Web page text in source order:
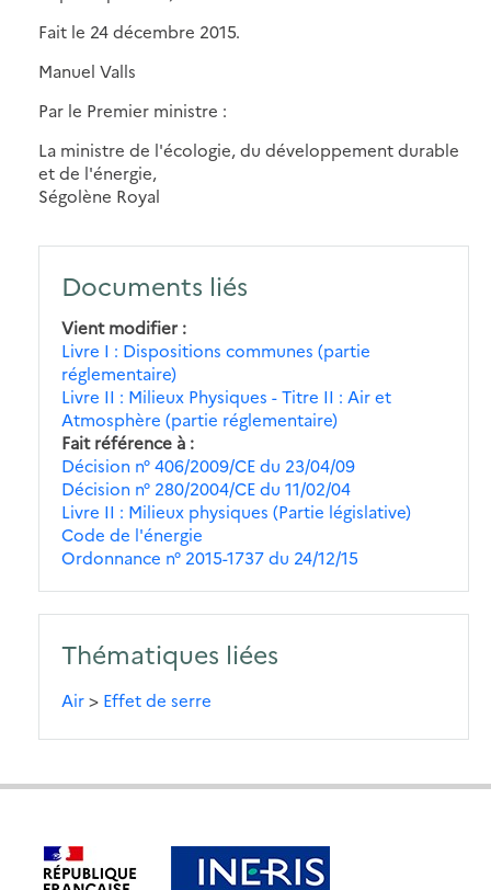
Fait le 24 décembre 2015.
Manuel Valls
Par le Premier ministre :
La ministre de l'écologie, du développement durable
et de l'énergie,
Ségolène Royal
Documents liés
Vient modifier
Livre I : Dispositions communes (partie
réglementaire)
Livre II : Milieux Physiques - Titre II : Air et
Atmosphère (partie réglementaire)
Fait référence à
Décision n° 406/2009/CE du 23/04/09
Décision n° 280/2004/CE du 11/02/04
Livre II : Milieux physiques (Partie législative)
Code de l'énergie
Ordonnance n° 2015-1737 du 24/12/15
Thématiques liées
Air> Effet de serre